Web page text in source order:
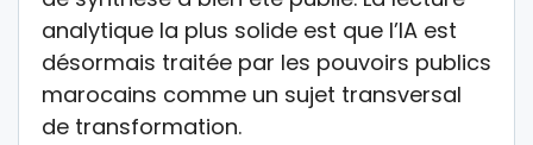
analytique la plus solide est que l’IA est
désormais traitée par les pouvoirs publics
marocains comme un sujet transversal
de transformation.